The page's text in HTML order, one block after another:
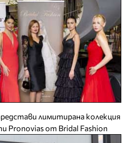
лимитирана колекция
Pronovias от Bridal Fashion